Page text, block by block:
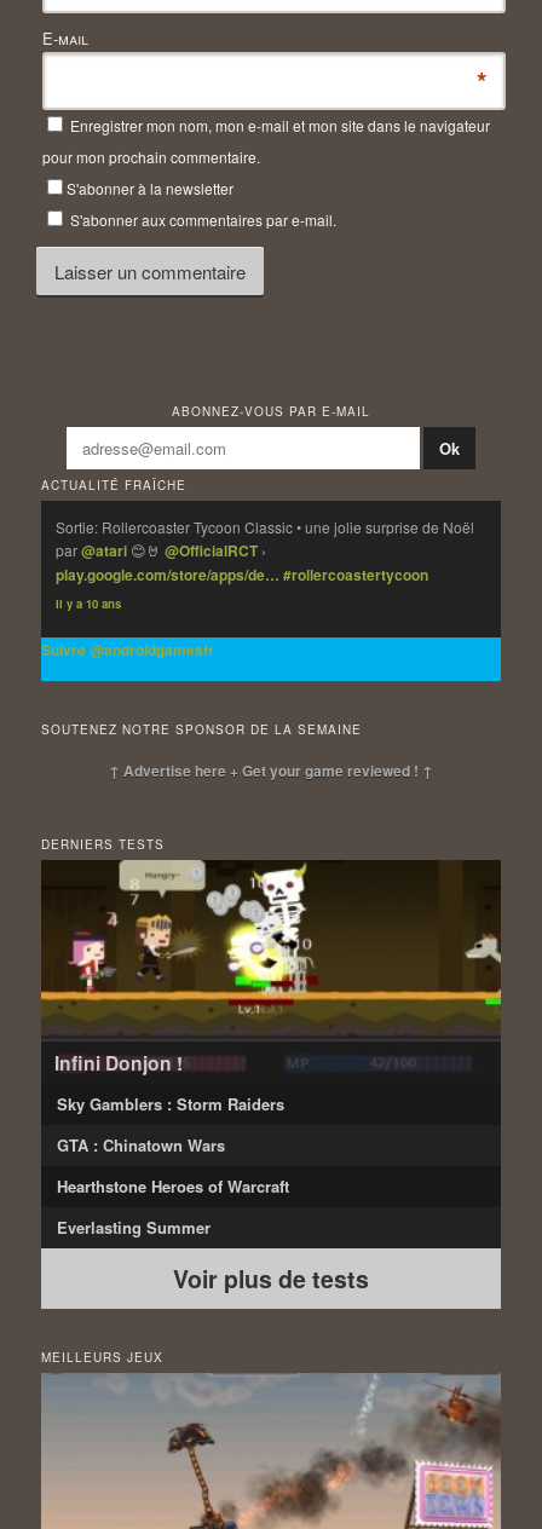
E-mail
*
Enregistrer mon nom, mon e-mail et mon site dans le navigateur
pour mon prochain commentaire.
S'abonner à la newsletter
S'abonner aux commentaires par e-mail.
ABONNEZ-VOUS PAR E-MAIL
ACTUALITÉ FRAÎCHE
Sortie: Rollercoaster Tycoon Classic • une jolie surprise de Noël
par@atari 😊🤘@OfficialRCT ›
play.google.com/store/apps/de… #rollercoastertycoon
Il y a 10 ans
Suivre @androidgamesfr
SOUTENEZ NOTRE SPONSOR DE LA SEMAINE
↑ Advertise here + Get your game reviewed ! ↑
DERNIERS TESTS
Infini Donjon !
Sky Gamblers : Storm Raiders
GTA : Chinatown Wars
Hearthstone Heroes of Warcraft
Everlasting Summer
Voir plus de tests
MEILLEURS JEUX